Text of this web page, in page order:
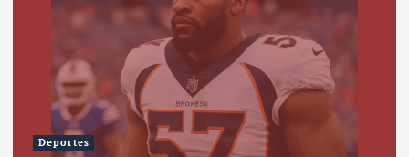
Deportes